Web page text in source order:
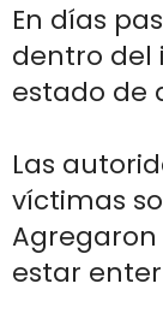
En días
dentro del
estado de
Las
víctimas
estar